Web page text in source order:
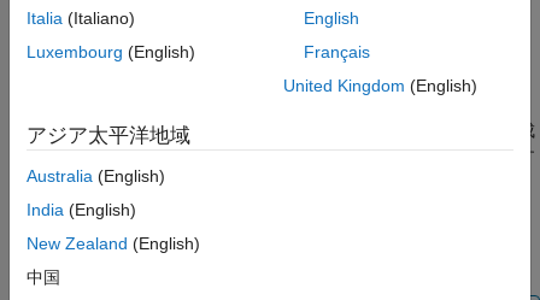
この例では、モデル
のコピーによって生成
されたデータのログをmyAircraftExample.matファイルに記録す
る方法について説明します。まだ作業フォルダーに
slexAircraftExample
ロセス ワークフロー
Italia (Italiano)
Luxembourg (English)
English
Français
United Kingdom (English)
アジア太平洋地域
Australia (English)
India (English)
New Zealand (English)
中国